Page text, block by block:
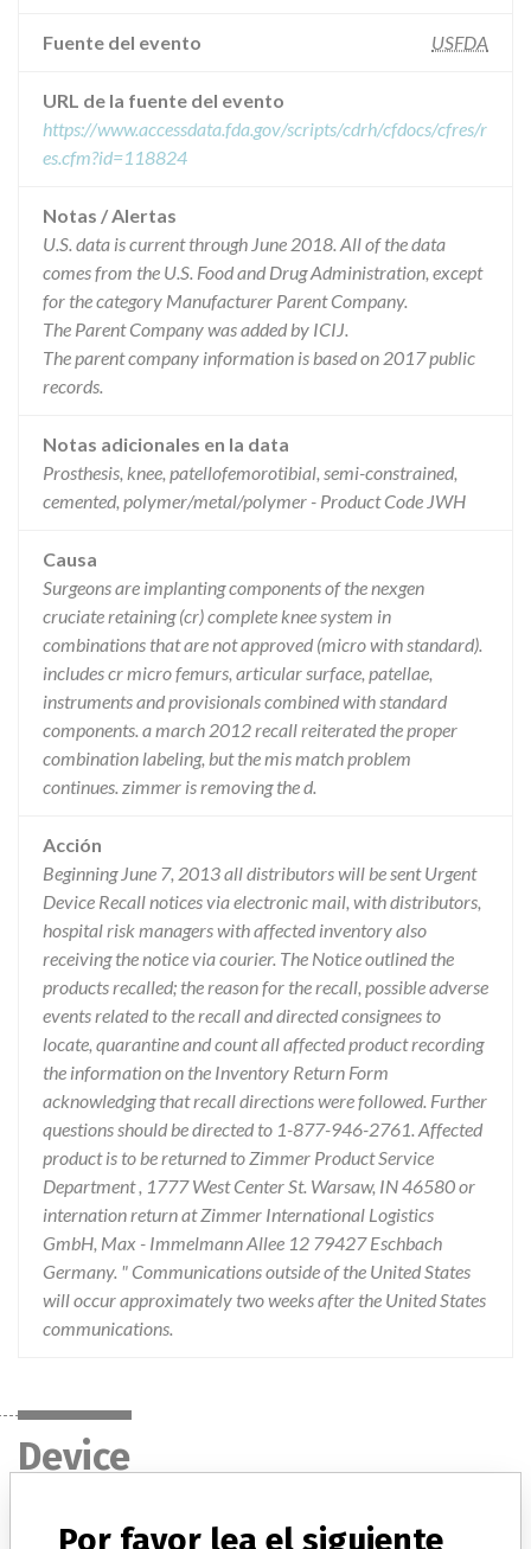
Fuente del evento USFDA
URL de la fuente del evento
https://www.accessdata.fda.gov/scripts/cdrh/cfdocs/cfres/r
es.cfm?id=118824
Notas / Alertas
U.S. data is current through June 2018. All of the data
comes from the U.S. Food and Drug Administration, except
for the category Manufacturer Parent Company.
The Parent Company was added by ICIJ.
The parent company information is based on 2017 public
records.
Notas adicionales en la data
Prosthesis, knee, patellofemorotibial, semi-constrained,
cemented, polymer/metal/polymer - Product Code JWH
Causa
Surgeons are implanting components of the nexgen
cruciate retaining (cr) complete knee system in
combinations that are not approved (micro with standard).
includes cr micro femurs, articular surface, patellae,
instruments and provisionals combined with standard
components. a march 2012 recall reiterated the proper
combination labeling, but the mis match problem
continues. zimmer is removing the d.
Acción
Beginning June 7, 2013 all distributors will be sent Urgent
Device Recall notices via electronic mail, with distributors,
hospital risk managers with affected inventory also
receiving the notice via courier. The Notice outlined the
products recalled; the reason for the recall, possible adverse
events related to the recall and directed consignees to
locate, quarantine and count all affected product recording
the information on the Inventory Return Form
acknowledging that recall directions were followed. Further
questions should be directed to 1-877-946-2761. Affected
product is to be returned to Zimmer Product Service
Department , 1777 West Center St. Warsaw, IN 46580 or
internation return at Zimmer International Logistics
GmbH, Max - Immelmann Allee 12 79427 Eschbach
Germany. " Communications outside of the United States
will occur approximately two weeks after the United States
communications.
Device
Device Recall NexGen Complete Knee
Por favor lea el siguiente